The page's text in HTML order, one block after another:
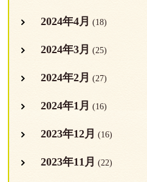
2024年4月 (18)
2024年3月 (25)
2024年2月 (27)
2024年1月 (16)
2023年12月 (16)
2023年11月 (22)